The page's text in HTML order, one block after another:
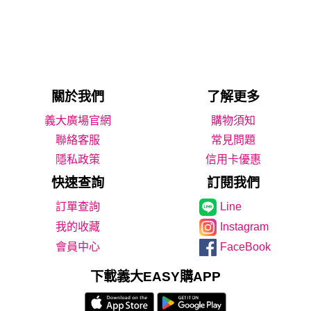
關於我們 了解更多
義大廣場官網
購物須知
聯絡客服
常見問題
隱私政策
信用卡優惠
快速查詢 訂閱我們
Line
我的收藏
Instagram
會員中心
FaceBook
下載義大EASY購APP